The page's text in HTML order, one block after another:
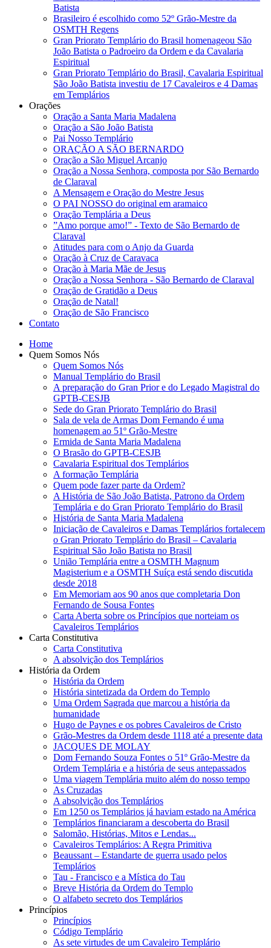
Batista
Brasileiro é escolhido como 52º Grão-Mestre da
OSMTH Regens
Gran Priorato Templário do Brasil homenageou São
João Batista o Padroeiro da Ordem e da Cavalaria
Espiritual
Gran Priorato Templário do Brasil, Cavalaria Espiritual
São João Batista investiu de 17 Cavaleiros e 4 Damas
em Templários
Orações
Oração a Santa Maria Madalena
Oração a São João Batista
Pai Nosso Templário
ORAÇÃO A SÃO BERNARDO
Oração a São Miguel Arcanjo
Oração a Nossa Senhora, composta por São Bernardo
de Claraval
A Mensagem e Oração do Mestre Jesus
O PAI NOSSO do original em aramaico
Oração Templária a Deus
”Amo porque amo!” - Texto de São Bernardo de
Claraval
Atitudes para com o Anjo da Guarda
Oração à Cruz de Caravaca
Oração à Maria Mãe de Jesus
Oração a Nossa Senhora - São Bernardo de Claraval
Oração de Gratidão a Deus
Oração de Natal!
Oração de São Francisco
Contato
Home
Quem Somos Nós
Quem Somos Nós
Manual Templário do Brasil
A preparação do Gran Prior e do Legado Magistral do
GPTB-CESJB
Sede do Gran Priorato Templário do Brasil
Sala de vela de Armas Dom Fernando é uma
homenagem ao 51º Grão-Mestre
Ermida de Santa Maria Madalena
O Brasão do GPTB-CESJB
Cavalaria Espiritual dos Templários
A formação Templária
Quem pode fazer parte da Ordem?
A História de São João Batista, Patrono da Ordem
Templária e do Gran Priorato Templário do Brasil
História de Santa Maria Madalena
Iniciação de Cavaleiros e Damas Templários fortalecem
o Gran Priorato Templário do Brasil – Cavalaria
Espiritual São João Batista no Brasil
União Templária entre a OSMTH Magnum
Magisterium e a OSMTH Suíça está sendo discutida
desde 2018
Em Memoriam aos 90 anos que completaria Don
Fernando de Sousa Fontes
Carta Aberta sobre os Princípios que norteiam os
Cavaleiros Templários
Carta Constitutiva
Carta Constitutiva
A absolvição dos Templários
História da Ordem
História da Ordem
História sintetizada da Ordem do Templo
Uma Ordem Sagrada que marcou a história da
humanidade
Hugo de Paynes e os pobres Cavaleiros de Cristo
Grão-Mestres da Ordem desde 1118 até a presente data
JACQUES DE MOLAY
Dom Fernando Souza Fontes o 51º Grão-Mestre da
Ordem Templária e a história de seus antepassados
Uma viagem Templária muito além do nosso tempo
As Cruzadas
A absolvição dos Templários
Em 1250 os Templários já haviam estado na América
Templários financiaram a descoberta do Brasil
Salomão, Histórias, Mitos e Lendas...
Cavaleiros Templários: A Regra Primitiva
Beaussant – Estandarte de guerra usado pelos
Templários
Tau - Francisco e a Mística do Tau
Breve História da Ordem do Templo
O alfabeto secreto dos Templários
Princípios
Princípios
Código Templário
As sete virtudes de um Cavaleiro Templário